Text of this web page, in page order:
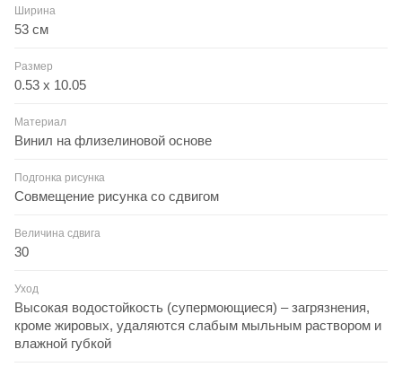
Ширина
53 см
Размер
0.53 x 10.05
Материал
Винил на флизелиновой основе
Подгонка рисунка
Совмещение рисунка со сдвигом
Величина сдвига
30
Уход
Высокая водостойкость (супермоющиеся) – загрязнения,
кроме жировых, удаляются слабым мыльным раствором и
влажной губкой